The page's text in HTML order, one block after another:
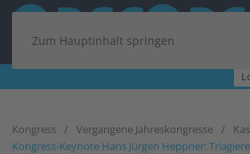
Zum Hauptinhalt springen
Kongress Vergangene Jahreskongresse
Kongress-Keynote Hans Jürgen Heppner: